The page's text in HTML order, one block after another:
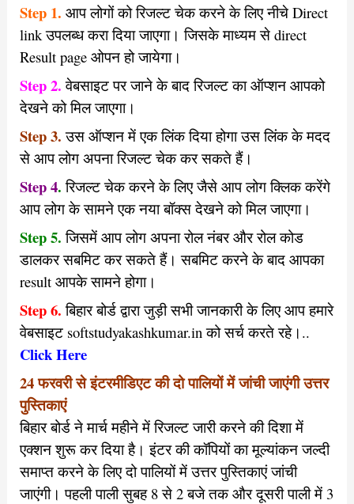
Step 1. आप लोगों को रिजल्ट चेक करने के लिए नीचे Direct
link उपलब्ध करा दिया जाएगा। जिसके माध्यम से direct
Result page ओपन हो जायेगा।
Step 2. वेबसाइट पर जाने के बाद रिजल्ट का ऑप्शन आपको
देखने को मिल जाएगा।
Step 3. उस ऑप्शन में एक लिंक दिया होगा उस लिंक के मदद
से आप लोग अपना रिजल्ट चेक कर सकते हैं।
Step 4. रिजल्ट चेक करने के लिए जैसे आप लोग क्लिक करेंगे
आप लोग के सामने एक नया बॉक्स देखने को मिल जाएगा।
Step 5. जिसमें आप लोग अपना रोल नंबर और रोल कोड
डालकर सबमिट कर सकते हैं। सबमिट करने के बाद आपका
result आपके सामने होगा।
Step 6. बिहार बोर्ड द्वारा जुड़ी सभी जानकारी के लिए आप हमारे
वेबसाइट softstudyakashkumar.in को सर्च करते रहे।..
Click Here
24 फरवरी से इंटरमीडिएट की दो पालियों में जांची जाएंगी उत्तर
पुस्तिकाएं
बिहार बोर्ड ने मार्च महीने में रिजल्ट जारी करने की दिशा में
एक्शन शुरू कर दिया है। इंटर की कॉपियों का मूल्यांकन जल्दी
समाप्त करने के लिए दो पालियों में उत्तर पुस्तिकाएं जांची
जाएंगी। पहली पाली सुबह 8 से 2 बजे तक और दूसरी पाली में 3